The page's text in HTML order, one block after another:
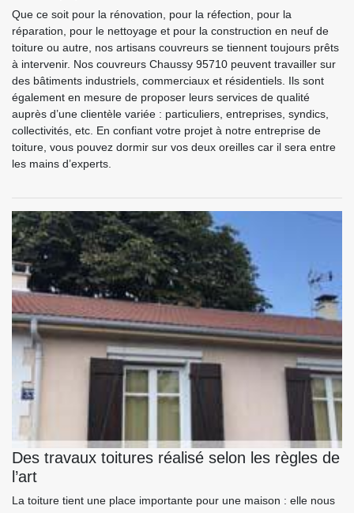
Que ce soit pour la rénovation, pour la réfection, pour la
réparation, pour le nettoyage et pour la construction en neuf de
toiture ou autre, nos artisans couvreurs se tiennent toujours prêts
à intervenir. Nos couvreurs Chaussy 95710 peuvent travailler sur
des bâtiments industriels, commerciaux et résidentiels. Ils sont
également en mesure de proposer leurs services de qualité
auprès d’une clientèle variée : particuliers, entreprises, syndics,
collectivités, etc. En confiant votre projet à notre entreprise de
toiture, vous pouvez dormir sur vos deux oreilles car il sera entre
les mains d’experts.
Des travaux toitures réalisé selon les règles de
l’art
La toiture tient une place importante pour une maison : elle nous